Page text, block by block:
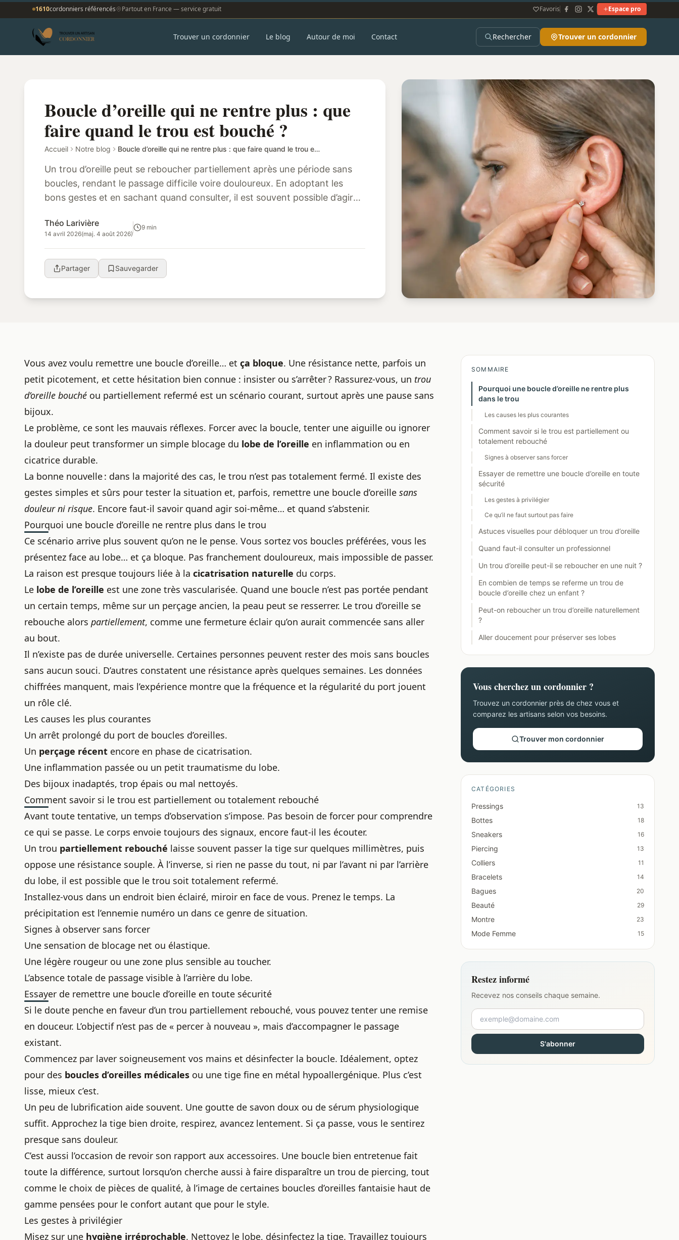
1610cordonniers référencés Partout en France — service gratuit Favoris Espace pro
Trouver un cordonnier Le blog Autour de moi Contact Rechercher Trouver un cordonnier
Boucle d’oreille qui ne rentre plus : que
faire quand le trou est bouché ?
Accueil Notre blog Boucle d’oreille qui ne rentre plus : que faire quand le trou est bouché ?
Un trou d’oreille peut se reboucher partiellement après une période sans
boucles, rendant le passage difficile voire douloureux. En adoptant les
bons gestes et en sachant quand consulter, il est souvent possible d’agir
Théo Larivière
14 avril 2026(maj. 4 août 2026)
9 min
Partager Sauvegarder
Vous avez voulu remettre une boucle d’oreille… et ça bloque. Une résistance nette, parfois un
petit picotement, et cette hésitation bien connue : insister ou s’arrêter ? Rassurez-vous, un trou
d’oreille bouché ou partiellement refermé est un scénario courant, surtout après une pause sans
bijoux.
Le problème, ce sont les mauvais réflexes. Forcer avec la boucle, tenter une aiguille ou ignorer
la douleur peut transformer un simple blocage du lobe de l’oreille en inflammation ou en
cicatrice durable.
La bonne nouvelle : dans la majorité des cas, le trou n’est pas totalement fermé. Il existe des
gestes simples et sûrs pour tester la situation et, parfois, remettre une boucle d’oreille sans
douleur ni risque. Encore faut-il savoir quand agir soi-même… et quand s’abstenir.
Pourquoi une boucle d’oreille ne rentre plus dans le trou
Ce scénario arrive plus souvent qu’on ne le pense. Vous sortez vos boucles préférées, vous les
présentez face au lobe… et ça bloque. Pas franchement douloureux, mais impossible de passer.
La raison est presque toujours liée à la cicatrisation naturelle du corps.
Le lobe de l’oreille est une zone très vascularisée. Quand une boucle n’est pas portée pendant
un certain temps, même sur un perçage ancien, la peau peut se resserrer. Le trou d’oreille se
rebouche alors partiellement, comme une fermeture éclair qu’on aurait commencée sans aller
au bout.
Il n’existe pas de durée universelle. Certaines personnes peuvent rester des mois sans boucles
sans aucun souci. D’autres constatent une résistance après quelques semaines. Les données
chiffrées manquent, mais l’expérience montre que la fréquence et la régularité du port jouent
un rôle clé.
Les causes les plus courantes
Un arrêt prolongé du port de boucles d’oreilles.
Un perçage récent encore en phase de cicatrisation.
Une inflammation passée ou un petit traumatisme du lobe.
Des bijoux inadaptés, trop épais ou mal nettoyés.
Comment savoir si le trou est partiellement ou totalement rebouché
Avant toute tentative, un temps d’observation s’impose. Pas besoin de forcer pour comprendre
ce qui se passe. Le corps envoie toujours des signaux, encore faut-il les écouter.
Un trou partiellement rebouché laisse souvent passer la tige sur quelques millimètres, puis
oppose une résistance souple. À l’inverse, si rien ne passe du tout, ni par l’avant ni par l’arrière
du lobe, il est possible que le trou soit totalement refermé.
Installez-vous dans un endroit bien éclairé, miroir en face de vous. Prenez le temps. La
précipitation est l’ennemie numéro un dans ce genre de situation.
Signes à observer sans forcer
Une sensation de blocage net ou élastique.
Une légère rougeur ou une zone plus sensible au toucher.
L’absence totale de passage visible à l’arrière du lobe.
Essayer de remettre une boucle d’oreille en toute sécurité
Si le doute penche en faveur d’un trou partiellement rebouché, vous pouvez tenter une remise
en douceur. L’objectif n’est pas de « percer à nouveau », mais d’accompagner le passage
existant.
Commencez par laver soigneusement vos mains et désinfecter la boucle. Idéalement, optez
pour des boucles d’oreilles médicales ou une tige fine en métal hypoallergénique. Plus c’est
lisse, mieux c’est.
Un peu de lubrification aide souvent. Une goutte de savon doux ou de sérum physiologique
suffit. Approchez la tige bien droite, respirez, avancez lentement. Si ça passe, vous le sentirez
presque sans douleur.
C’est aussi l’occasion de revoir son rapport aux accessoires. Une boucle bien entretenue fait
toute la différence, surtout lorsqu’on cherche aussi à faire disparaître un trou de piercing, tout
comme le choix de pièces de qualité, à l’image de certaines boucles d’oreilles fantaisie haut de
gamme pensées pour le confort autant que pour le style.
Les gestes à privilégier
Misez sur une hygiène irréprochable. Nettoyez le lobe, désinfectez la tige. Travaillez toujours
SOMMAIRE
Pourquoi une boucle d’oreille ne rentre plus
dans le trou
Les causes les plus courantes
Comment savoir si le trou est partiellement ou
totalement rebouché
Signes à observer sans forcer
Essayer de remettre une boucle d’oreille en toute
sécurité
Les gestes à privilégier
Ce qu’il ne faut surtout pas faire
Astuces visuelles pour débloquer un trou d’oreille
Quand faut-il consulter un professionnel
Un trou d’oreille peut-il se reboucher en une nuit ?
En combien de temps se referme un trou de
boucle d’oreille chez un enfant ?
Peut-on reboucher un trou d’oreille naturellement
?
Aller doucement pour préserver ses lobes
Vous cherchez un cordonnier ?
Trouvez un cordonnier près de chez vous et
comparez les artisans selon vos besoins.
Trouver mon cordonnier
CATÉGORIES
Pressings 13
Bottes 18
Sneakers 16
Piercing 13
Colliers 11
Bracelets 14
Bagues 20
Beauté 29
Montre 23
Mode Femme 15
Restez informé
Recevez nos conseils chaque semaine.
S'abonner